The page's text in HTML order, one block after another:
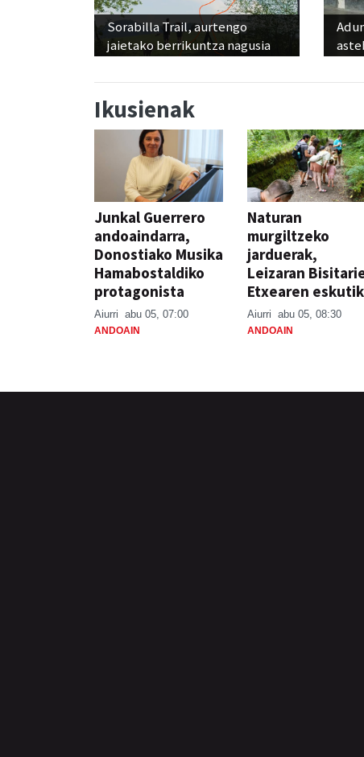
Sorabilla Trail, aurtengo
jaietako berrikuntza nagusia
Ikusienak
Junkal Guerrero
andoaindarra,
Donostiako Musika
Hamabostaldiko
protagonista
Aiurri abu 05, 07:00
ANDOAIN
Naturan
murgiltzeko
jarduerak,
Leizaran
Etxearen eskutik
Aiurri abu 05, 08:30
ANDOAIN